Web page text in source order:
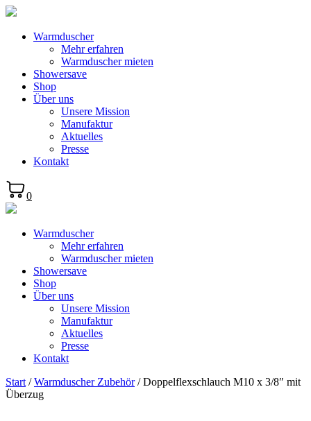
Warmduscher
Mehr erfahren
Warmduscher mieten
Showersave
Shop
Über uns
Unsere Mission
Manufaktur
Aktuelles
Presse
Kontakt
0
Warmduscher
Mehr erfahren
Warmduscher mieten
Showersave
Shop
Über uns
Unsere Mission
Manufaktur
Aktuelles
Presse
Kontakt
Start /Warmduscher Zubehör/ Doppelflexschlauch M10 x 3/8″ mit
Überzug